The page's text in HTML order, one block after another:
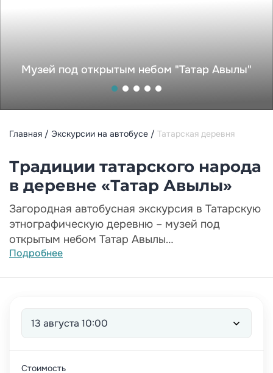
Музей под открытым небом "Татар Авылы"
Главная Экскурсии на автобусе Татарская деревня
Традиции татарского народа
в деревне «Татар Авылы»
Загородная автобусная экскурсия в Татарскую
этнографическую деревню – музей под
открытым небом Татар Авылы
подарит вам возможность погрузиться в
Подробнее
13 августа 10:00
Стоимость